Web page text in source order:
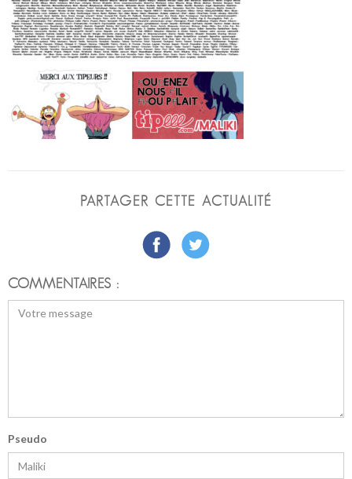
PARTAGER CETTE ACTUALITÉ
COMMENTAIRES :
Pseudo